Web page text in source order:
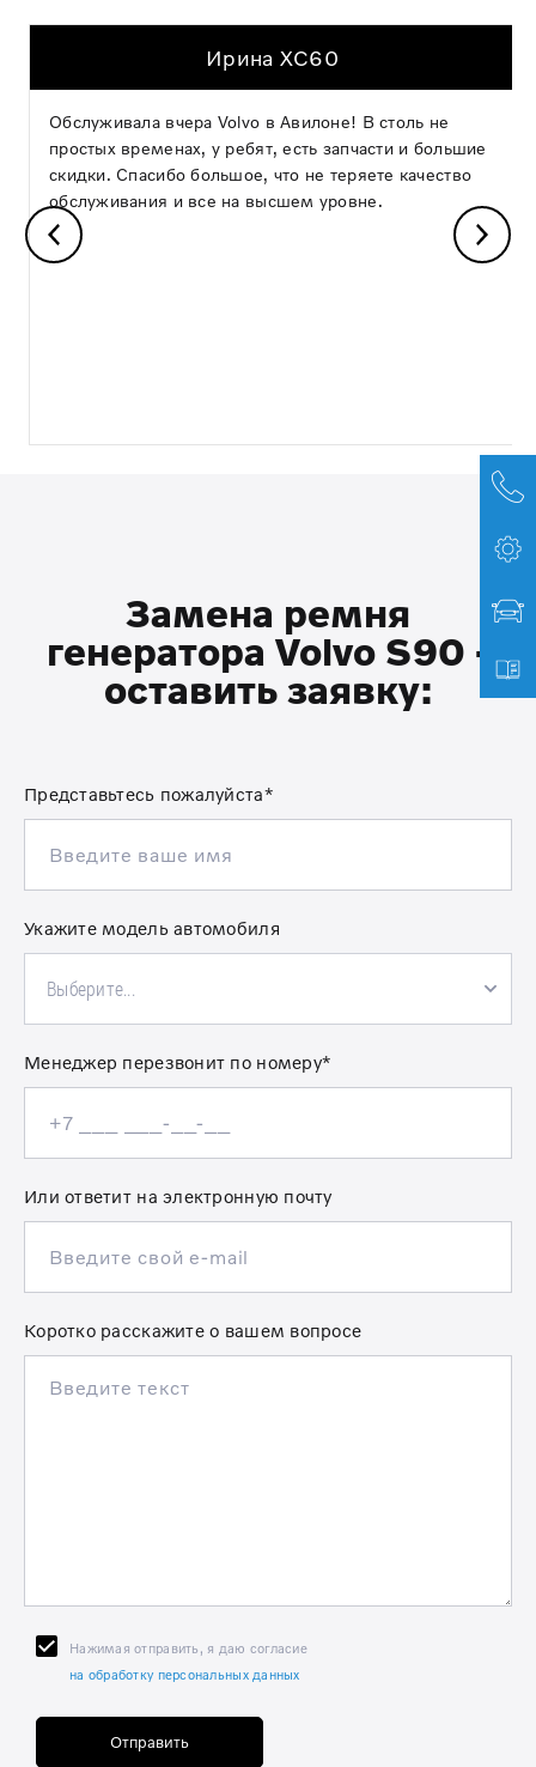
Ирина XC60
Обслуживала вчера Volvo в Авилоне! В столь не
простых временах, у ребят, есть запчасти и большие
скидки. Спасибо большое, что не теряете качество
обслуживания и все на высшем уровне.
Замена ремня
генератора Volvo S90 -
оставить заявку:
Представьтесь пожалуйста*
Укажите модель автомобиля
Выберите...
Менеджер перезвонит по номеру*
Или ответит на электронную почту
Коротко расскажите о вашем вопросе
Нажимая отправить, я даю согласие
на обработку персональных данных
Отправить